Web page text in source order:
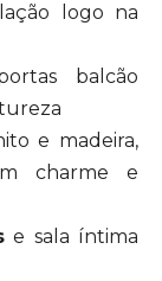
logo na
balcão
e madeira,
charme e
e sala íntima